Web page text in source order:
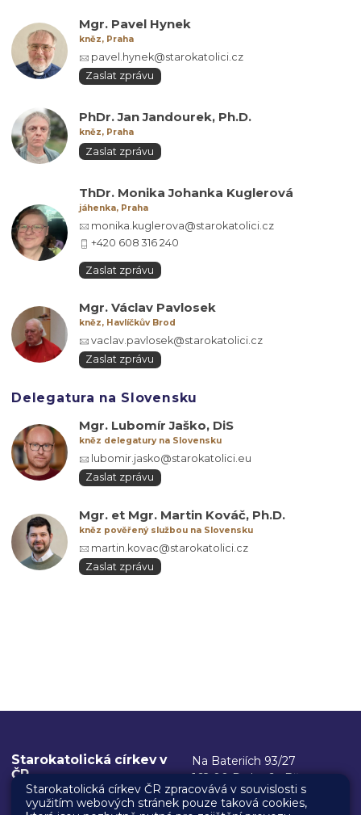
Mgr. Pavel Hynek
kněz, Praha
pavel.hynek@starokatolici.cz
Zaslat zprávu
PhDr. Jan Jandourek, Ph.D.
kněz, Praha
Zaslat zprávu
ThDr. Monika Johanka Kuglerová
jáhenka, Praha
monika.kuglerova@starokatolici.cz
+420 608 316 240
Zaslat zprávu
Mgr. Václav Pavlosek
kněz, Havlíčkův Brod
vaclav.pavlosek@starokatolici.cz
Zaslat zprávu
Delegatura na Slovensku
Mgr. Lubomír Jaško, DiS
kněz delegatury na Slovensku
lubomir.jasko@starokatolici.eu
Zaslat zprávu
Mgr. et Mgr. Martin Kováč, Ph.D.
kněz pověřený službou na Slovensku
martin.kovac@starokatolici.cz
Zaslat zprávu
Starokatolická církev v
ČR
Na Bateriích 93/27
162 00 Praha 6 - Břevnov
Kancelář biskupa
Starokatolická církev ČR zpracovává v souvislosti s
využitím webových stránek pouze taková cookies,